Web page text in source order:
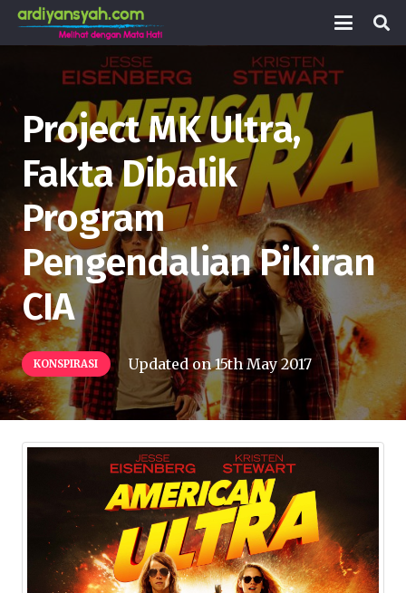
Project MK Ultra,
Fakta Dibalik
Program
Pengendalian Pikiran
CIA
KONSPIRASI Updated on15th May 2017